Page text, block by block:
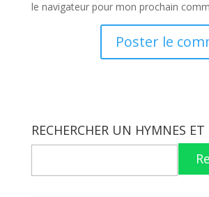
le navigateur pour mon prochain
RECHERCHER UN HYMNES